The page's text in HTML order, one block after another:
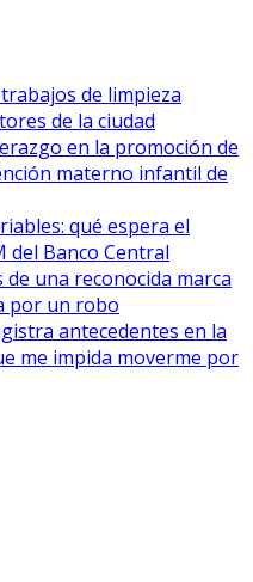
de limpieza
de la ciudad
en la promoción de
materno infantil de
qué espera el
del Banco Central
una reconocida marca
por un robo
antecedentes en la
me impida moverme por